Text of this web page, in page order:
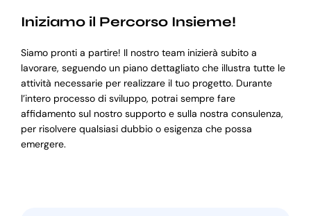
Iniziamo il Percorso Insieme!
Siamo pronti a partire! Il nostro team inizierà subito a
lavorare, seguendo un piano dettagliato che illustra tutte le
attività necessarie per realizzare il tuo progetto. Durante
l’intero processo di sviluppo, potrai sempre fare
affidamento sul nostro supporto e sulla nostra consulenza,
per risolvere qualsiasi dubbio o esigenza che possa
emergere.